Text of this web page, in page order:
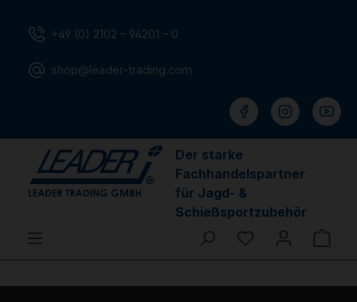
+49 (0) 2102 – 94201 – 0
shop@leader-trading.com
Der starke
Fachhandelspartner
für Jagd- &
Schießsportzubehör
Du hast 0